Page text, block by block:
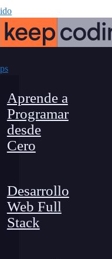
Aprende a
Programar
desde
Cero
Desarrollo
Web Full
Stack